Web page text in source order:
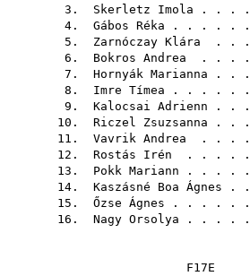
3. Skerletz Imola . . .
4. Gábos Réka . . . . .
5. Zarnóczay Klára . .
6. Bokros Andrea . . .
7. Hornyák Marianna . .
8. Imre Tímea . . . . .
9. Kalocsai Adrienn . .
10. Riczel Zsuzsanna . .
11. Vavrik Andrea . . .
12. Rostás Irén . . . .
13. Pokk Mariann . . . .
14. Kaszásné Boa Ágnes .
15. Őzse Ágnes . . . . .
16. Nagy Orsolya . . . .